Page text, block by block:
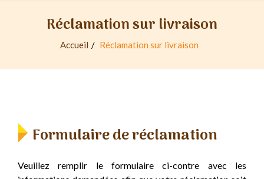
Réclamation sur livraison
Accueil Réclamation sur livraison
Formulaire de réclamation
Veuillez remplir le formulaire ci-contre avec les